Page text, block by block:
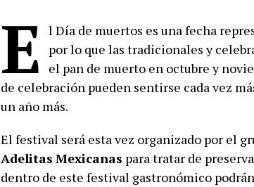
E l Día de muertos es una fecha
por lo que las tradicionales y
el pan de muerto en octubre y
de celebración pueden sentirse cada vez
un año más.
El festival será esta vez organizado por el
Adelitas Mexicanas para tratar de
dentro de este festival gastronómico